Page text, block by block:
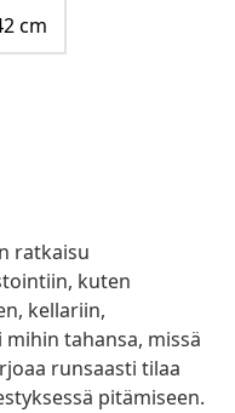
cm
ratkaisu
kuten
kellariin,
tahansa, missä
runsaasti tilaa
pitämiseen.